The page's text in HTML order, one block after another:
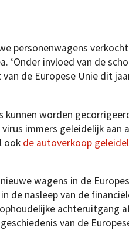
personenwagens
‘Onder invloed van de
de Europese Unie dit
kunnen worden
immers geleidelijk aan
ook de autoverkoop
wagens in de
de nasleep van de
achteruitgang
van de